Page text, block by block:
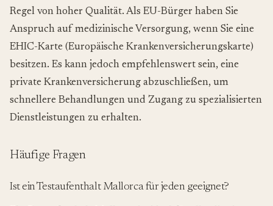
Regel von hoher Qualität. Als EU-Bürger haben Sie
Anspruch auf medizinische Versorgung, wenn Sie eine
EHIC-Karte (Europäische Krankenversicherungskarte)
besitzen. Es kann jedoch empfehlenswert sein, eine
private Krankenversicherung abzuschließen, um
schnellere Behandlungen und Zugang zu spezialisierten
Dienstleistungen zu erhalten.
Häufige Fragen
Ist ein Testaufenthalt Mallorca für jeden geeignet?